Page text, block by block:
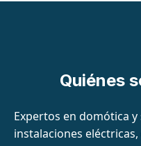
Quiénes
Expertos en domótica
instalaciones